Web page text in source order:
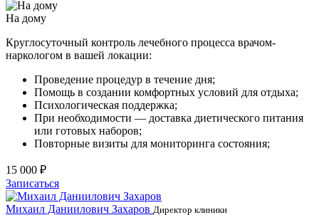
На дому
Круглосуточный контроль лечебного процесса врачом-
наркологом в вашей локации:
Проведение процедур в течение дня;
Помощь в создании комфортных условий для отдыха;
Психологическая поддержка;
При необходимости — доставка диетического питания
или готовых наборов;
Повторные визиты для мониторинга состояния;
15 000 ₽
Записаться
Михаил Даниилович Захаров Директор клиники